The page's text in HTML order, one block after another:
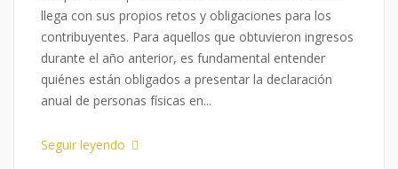
llega con sus propios retos y obligaciones para los
contribuyentes. Para aquellos que obtuvieron ingresos
durante el año anterior, es fundamental entender
quiénes están obligados a presentar la declaración
anual de personas físicas en...
Seguir leyendo